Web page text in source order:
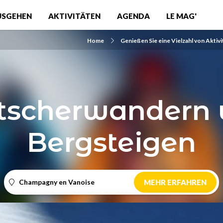
AKTIVITÄTEN AGENDA LE MAG'
Home Genießen Sie eine Vielzahl von
Bergsteigen
Champagny en Vanoise MEHR ERFAHREN